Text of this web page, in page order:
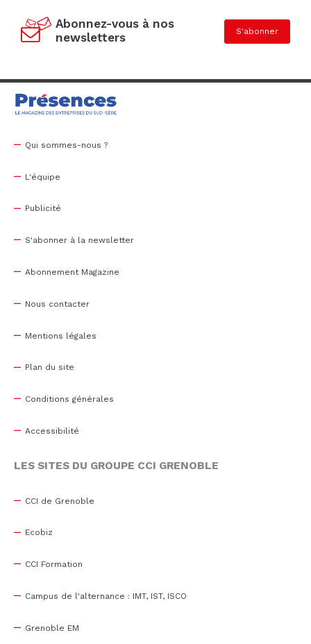
Abonnez-vous à nos
newsletters
S'abonner
Qui sommes-nous ?
L'équipe
Publicité
S'abonner à la newsletter
Abonnement Magazine
Nous contacter
Mentions légales
Plan du site
Conditions générales
Accessibilité
LES SITES DU GROUPE CCI GRENOBLE
CCI de Grenoble
Ecobiz
CCI Formation
Campus de l'alternance : IMT, IST, ISCO
Grenoble EM